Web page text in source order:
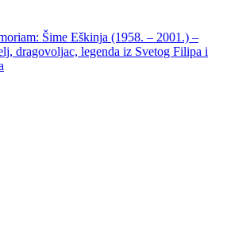
Šime Eškinja (1958. – 2001.) –
dragovoljac, legenda iz Svetog Filipa i